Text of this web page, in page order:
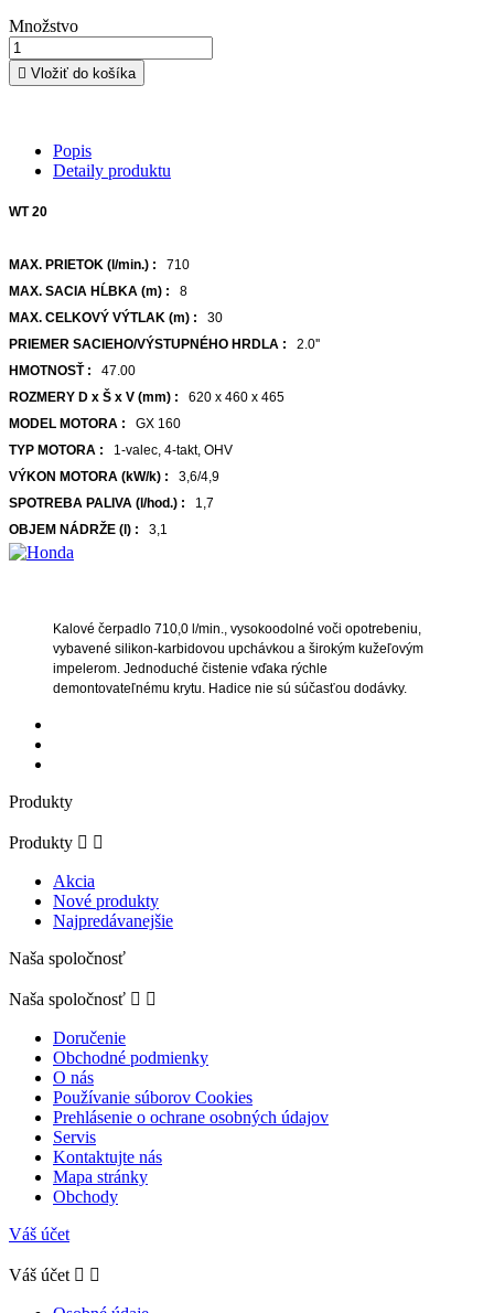
Množstvo
 Vložiť do košíka
Popis
Detaily produktu
WT 20
MAX. PRIETOK (l/min.) : 710
MAX. SACIA HĹBKA (m) : 8
MAX. CELKOVÝ VÝTLAK (m) : 30
PRIEMER SACIEHO/VÝSTUPNÉHO HRDLA : 2.0''
HMOTNOSŤ : 47.00
ROZMERY D x Š x V (mm) : 620 x 460 x 465
MODEL MOTORA : GX 160
TYP MOTORA : 1-valec, 4-takt, OHV
VÝKON MOTORA (kW/k) : 3,6/4,9
SPOTREBA PALIVA (l/hod.) : 1,7
OBJEM NÁDRŽE (l) : 3,1
Kalové čerpadlo 710,0 l/min., vysokoodolné voči opotrebeniu,
vybavené silikon-karbidovou upchávkou a širokým kužeľovým
impelerom. Jednoduché čistenie vďaka rýchle
demontovateľnému krytu. Hadice nie sú súčasťou dodávky.
Produkty
Produkty  
Akcia
Nové produkty
Najpredávanejšie
Naša spoločnosť
Naša spoločnosť  
Doručenie
Obchodné podmienky
O nás
Používanie súborov Cookies
Prehlásenie o ochrane osobných údajov
Servis
Kontaktujte nás
Mapa stránky
Obchody
Váš účet
Váš účet  